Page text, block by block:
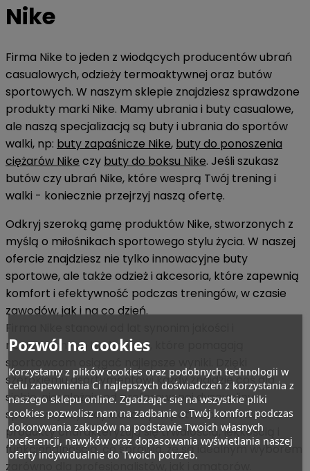
Nike
Firma Nike to jeden z wiodących producentów ubrań
casualowych, odzieży termoaktywnej oraz butów
sportowych. W naszym sklepie znajdziesz sprawdzone
produkty marki Nike. Mamy ubrania i buty casualowe,
ale naszą specjalizacją są buty i ubrania do sportów
walki, np: buty zapaśnicze Nike, buty do ponoszenia
ciężarów Nike czy buty do boksu Nike. Jeśli szukasz
butów czy ubrań Nike, które wesprą Twój trening i
walki - koniecznie przejrzyj naszą ofertę.
Odkryj szeroką gamę produktów Nike, stworzonych z
myślą o miłośnikach sportowego stylu życia. W naszej
ofercie znajdziesz nie tylko innowacyjne buty
sportowe, ale także odzież i akcesoria, które zapewnią
komfort i efektywność podczas treningów, w czasie
zawodów, jak i na co dzień.
Firma Nike stanowi od lat synonim jakości i
nowoczesnych technologii, które pomagają
sportowcom osiągać najlepsze wyniki. Dzięki
szerokiemu asortymentowi każdy znajdzie coś dla
siebie, niezależnie od preferowanej dyscypliny
sportowej czy indywidualnych potrzeb. Oferowane
produkty charakteryzują się trwałością, lekkością i
funkcjonalnością, co sprawia, że są idealnym wyborem
zarówno dla profesjonalistów, jak i amatorów.
Pozwól na cookies
Korzystamy z plików cookies oraz podobnych technologii w
celu zapewnienia Ci najlepszych doświadczeń z korzystania z
naszego sklepu online. Zgadzając się na wszystkie pliki
cookies pozwolisz nam na zadbanie o Twój komfort podczas
dokonywania zakupów na podstawie Twoich własnych
preferencji, nawyków oraz dopasowania wyświetlania naszej
oferty indywidualnie do Twoich potrzeb.